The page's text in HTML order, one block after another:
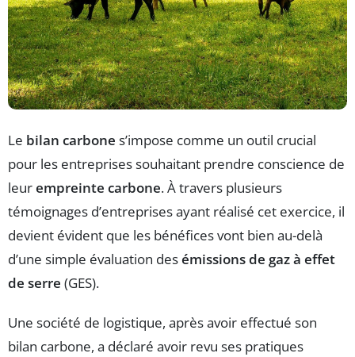
Le bilan carbone s’impose comme un outil crucial
pour les entreprises souhaitant prendre conscience de
leurempreinte carbone. À travers plusieurs
témoignages d’entreprises ayant réalisé cet exercice, il
devient évident que les bénéfices vont bien au-delà
d’une simple évaluation desémissions de gaz à effet
de serre (GES).
Une société de logistique, après avoir effectué son
bilan carbone, a déclaré avoir revu ses pratiques